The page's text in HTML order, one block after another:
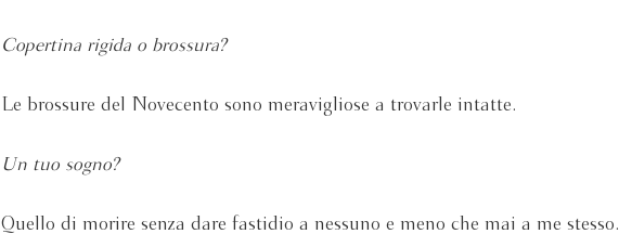
Copertina rigida o brossura?
Le brossure del Novecento sono meravigliose a trovarle intatte.
Un tuo sogno?
Quello di morire senza dare fastidio a nessuno e meno che mai a me stesso.